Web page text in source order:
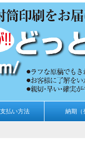
払い方法 納期（